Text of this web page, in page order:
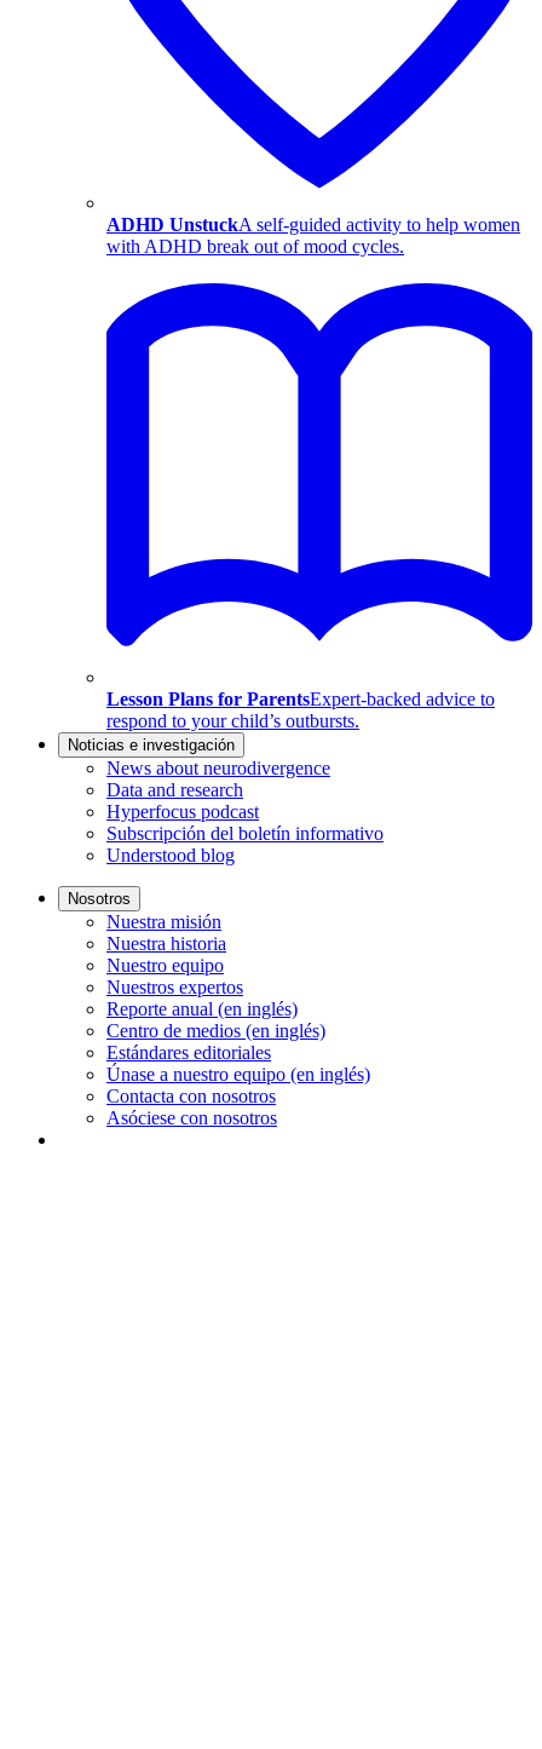
ADHD UnstuckA self-guided activity to help women
with ADHD break out of mood cycles.
Lesson Plans for ParentsExpert-backed advice to
respond to your child’s outbursts.
Noticias e investigación
News about neurodivergence
Data and research
Hyperfocus podcast
Subscripción del boletín informativo
Understood blog
Nosotros
Nuestra misión
Nuestra historia
Nuestro equipo
Nuestros expertos
Reporte anual (en inglés)
Centro de medios (en inglés)
Estándares editoriales
Únase a nuestro equipo (en inglés)
Contacta con nosotros
Asóciese con nosotros